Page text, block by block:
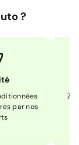
?
par nos